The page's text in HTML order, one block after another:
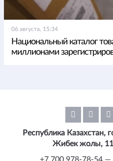
06 августа, 15:34
Национальный каталог
миллионами
Республика Казахстан,
Жибек жолы,